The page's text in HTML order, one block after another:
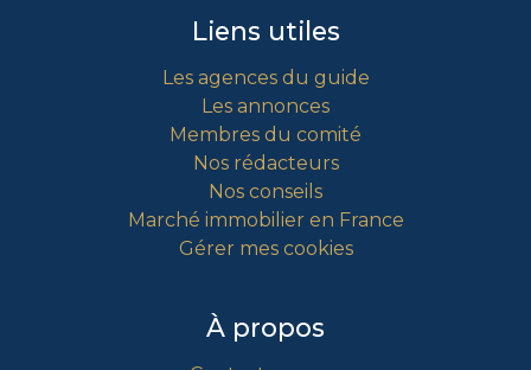
Liens utiles
Les agences du guide
Les annonces
Membres du comité
Nos rédacteurs
Nos conseils
Marché immobilier en France
Gérer mes cookies
À propos